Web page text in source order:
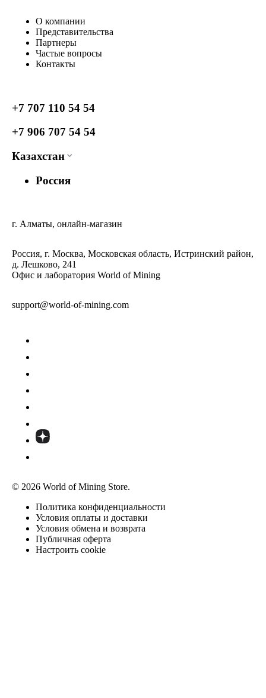
О компании
Представительства
Партнеры
Частые вопросы
Контакты
+7 707 110 54 54
+7 906 707 54 54
Казахстан
Россия
г. Алматы, онлайн-магазин
Россия, г. Москва, Московская область, Истринский район,
д. Лешково, 241
Офис и лаборатория World of Mining
support@world-of-mining.com
© 2026 World of Mining Store.
Политика конфиденциальности
Условия оплаты и доставки
Условия обмена и возврата
Публичная оферта
Настроить cookie